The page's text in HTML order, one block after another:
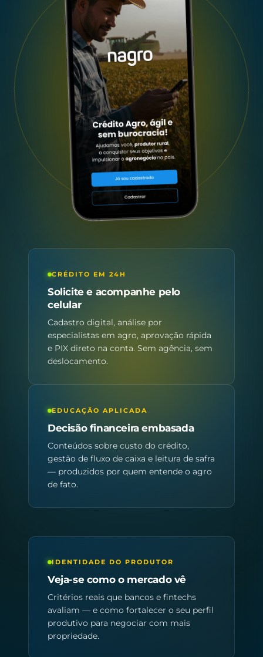
CRÉDITO EM 24H
Solicite e acompanhe pelo
celular
Cadastro digital, análise por
especialistas em agro, aprovação rápida
e PIX direto na conta. Sem agência, sem
deslocamento.
EDUCAÇÃO APLICADA
Decisão financeira embasada
Conteúdos sobre custo do crédito,
gestão de fluxo de caixa e leitura de safra
— produzidos por quem entende o agro
de fato.
IDENTIDADE DO PRODUTOR
Veja-se como o mercado vê
Critérios reais que bancos e fintechs
avaliam — e como fortalecer o seu perfil
produtivo para negociar com mais
propriedade.